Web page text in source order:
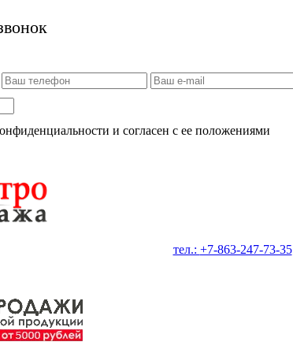
и согласен с ее положениями
тел.: +7-863-247-73-35